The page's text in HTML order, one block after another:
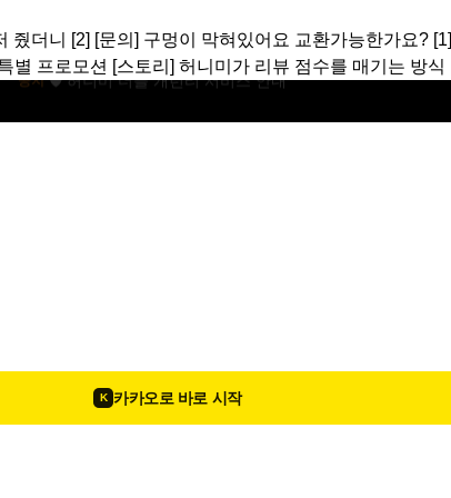
줬더니 [2] [문의] 구멍이 막혀있어요 교환가능한가요? [1]
별 프로모션 [스토리] 허니미가 리뷰 점수를 매기는 방식
K 카카오로 바로 시작